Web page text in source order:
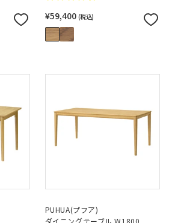
¥59,400 (税込)
PUHUA(プフア)
ダイニングテーブル W1800